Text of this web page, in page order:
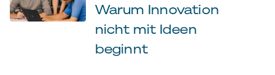
Warum Innovation
nicht mit Ideen
beginnt